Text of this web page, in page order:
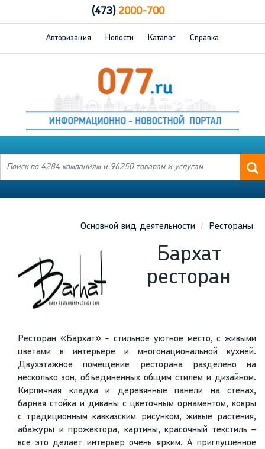
(473)2000-700
Авторизация Новости Каталог Справка
Основной вид деятельности Рестораны
Бархат
ресторан
Ресторан «Бархат» - стильное уютное место, с живыми
цветами в интерьере и многонациональной кухней.
Двухэтажное помещение ресторана разделено на
несколько зон, объединенных общим стилем и дизайном.
Кирпичная кладка и деревянные панели на стенах,
барная стойка и диваны с цветочным орнаментом, ковры
с традиционным кавказским рисунком, живые растения,
абажуры и прожектора, картины, красочный текстиль –
все это делает интерьер очень ярким. А приглушенное